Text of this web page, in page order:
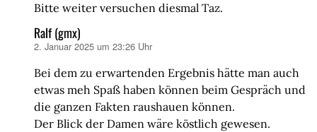
Bitte weiter versuchen diesmal Taz.
Ralf (gmx)
sagt:
2. Januar 2025 um 23:26 Uhr
Bei dem zu erwartenden Ergebnis hätte man auch
etwas meh Spaß haben können beim Gespräch und
die ganzen Fakten raushauen können.
Der Blick der Damen wäre köstlich gewesen.